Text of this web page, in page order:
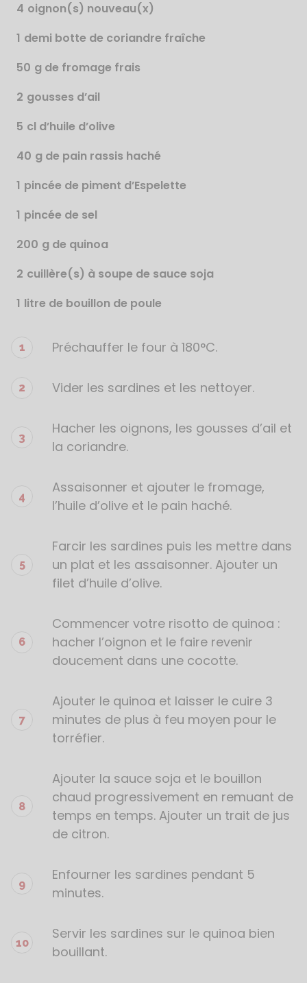
4 oignon(s) nouveau(x)
1 demi botte de coriandre fraîche
50 g de fromage frais
2 gousses d’ail
5 cl d’huile d’olive
40 g de pain rassis haché
1 pincée de piment d’Espelette
1 pincée de sel
200 g de quinoa
2 cuillère(s) à soupe de sauce soja
1 litre de bouillon de poule
Étapes
Préchauffer le four à 180°C.
Vider les sardines et les nettoyer.
Hacher les oignons, les gousses d’ail et
la coriandre.
Assaisonner et ajouter le fromage,
l’huile d’olive et le pain haché.
Farcir les sardines puis les mettre dans
un plat et les assaisonner. Ajouter un
filet d’huile d’olive.
Commencer votre risotto de quinoa :
hacher l’oignon et le faire revenir
doucement dans une cocotte.
Ajouter le quinoa et laisser le cuire 3
minutes de plus à feu moyen pour le
torréfier.
Ajouter la sauce soja et le bouillon
chaud progressivement en remuant de
temps en temps. Ajouter un trait de jus
de citron.
Enfourner les sardines pendant 5
minutes.
Servir les sardines sur le quinoa bien
bouillant.